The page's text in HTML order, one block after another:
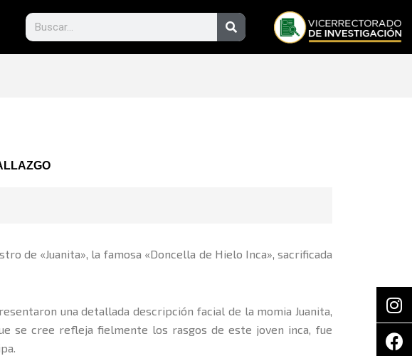
Search Search
de «Juanita», la famosa «Doncella de Hielo Inca», sacrificada
una detallada descripción facial de la momia Juanita,
se cree refleja fielmente los rasgos de este joven inca, fue